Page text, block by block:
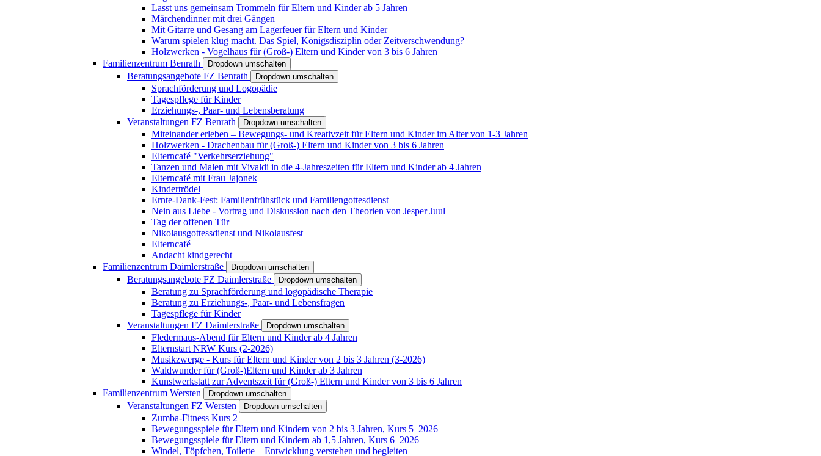
Lasst uns gemeinsam Trommeln für Eltern und Kinder ab 5 Jahren
Märchendinner mit drei Gängen
Mit Gitarre und Gesang am Lagerfeuer für Eltern und Kinder
Warum spielen klug macht. Das Spiel, Königsdisziplin oder Zeitverschwendung?
Holzwerken - Vogelhaus für (Groß-) Eltern und Kinder von 3 bis 6 Jahren
Familienzentrum Benrath
Dropdown umschalten
Beratungsangebote FZ Benrath Dropdown umschalten
Sprachförderung und Logopädie
Tagespflege für Kinder
Erziehungs-, Paar- und Lebensberatung
Veranstaltungen FZ Benrath
Dropdown umschalten
Miteinander erleben – Bewegungs- und Kreativzeit für Eltern und Kinder im Alter von 1-3 Jahren
Holzwerken - Drachenbau für (Groß-) Eltern und Kinder von 3 bis 6 Jahren
Elterncafé "Verkehrserziehung"
Tanzen und Malen mit Vivaldi in die 4-Jahreszeiten für Eltern und Kinder ab 4 Jahren
Elterncafé mit Frau Jajonek
Kindertrödel
Ernte-Dank-Fest: Familienfrühstück und Familiengottesdienst
Nein aus Liebe - Vortrag und Diskussion nach den Theorien von Jesper Juul
Tag der offenen Tür
Nikolausgottessdienst und Nikolausfest
Elterncafé
Andacht kindgerecht
Familienzentrum Daimlerstraße
Dropdown umschalten
Beratungsangebote FZ Daimlerstraße Dropdown umschalten
Beratung zu Sprachförderung und logopädische Therapie
Beratung zu Erziehungs-, Paar- und Lebensfragen
Tagespflege für Kinder
Veranstaltungen FZ Daimlerstraße
Dropdown umschalten
Fledermaus-Abend für Eltern und Kinder ab 4 Jahren
Elternstart NRW Kurs (2-2026)
Musikzwerge - Kurs für Eltern und Kinder von 2 bis 3 Jahren (3-2026)
Waldwunder für (Groß-)Eltern und Kinder ab 3 Jahren
Kunstwerkstatt zur Adventszeit für (Groß-) Eltern und Kinder von 3 bis 6 Jahren
Familienzentrum Wersten
Dropdown umschalten
Veranstaltungen FZ Wersten Dropdown umschalten
Zumba-Fitness Kurs 2
Bewegungsspiele für Eltern und Kindern von 2 bis 3 Jahren, Kurs 5_2026
Bewegungsspiele für Eltern und Kindern ab 1,5 Jahren, Kurs 6_2026
Windel, Töpfchen, Toilette – Entwicklung verstehen und begleiten